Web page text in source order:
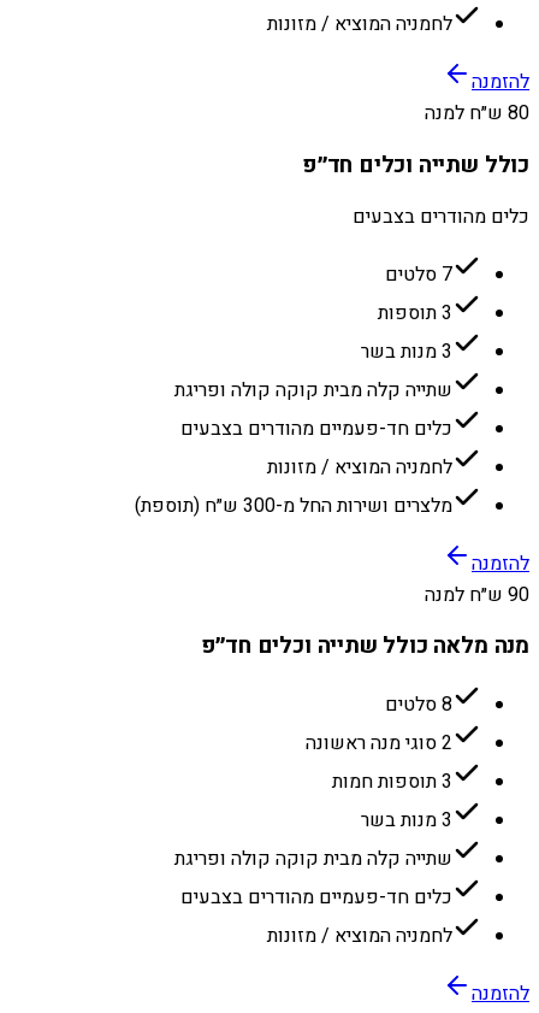
לחמניה המוציא / מזונות
להזמנה
80 ש״ח למנה
כולל שתייה וכלים חד״פ
כלים מהודרים בצבעים
7 סלטים
3 תוספות
3 מנות בשר
שתייה קלה מבית קוקה קולה ופריגת
כלים חד-פעמיים מהודרים בצבעים
לחמניה המוציא / מזונות
מלצרים ושירות החל מ-300 ש״ח (תוספת)
להזמנה
90 ש״ח למנה
מנה מלאה כולל שתייה וכלים חד״פ
8 סלטים
2 סוגי מנה ראשונה
3 תוספות חמות
3 מנות בשר
שתייה קלה מבית קוקה קולה ופריגת
כלים חד-פעמיים מהודרים בצבעים
לחמניה המוציא / מזונות
להזמנה